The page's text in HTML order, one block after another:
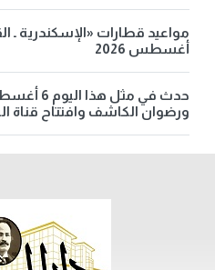
أغسطس 2026
حدث في
ورضوان الكاشف وافتتاح قناة